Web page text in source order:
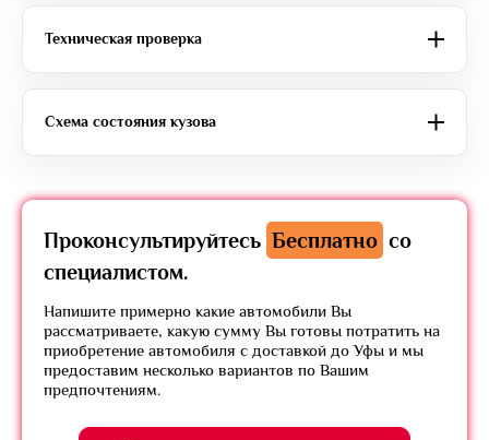
Техническая проверка
Схема состояния кузова
Проконсультируйтесь Бесплатно со
специалистом.
Напишите примерно какие автомобили Вы
рассматриваете, какую сумму Вы готовы потратить на
приобретение автомобиля с доставкой до Уфы и мы
предоставим несколько вариантов по Вашим
предпочтениям.